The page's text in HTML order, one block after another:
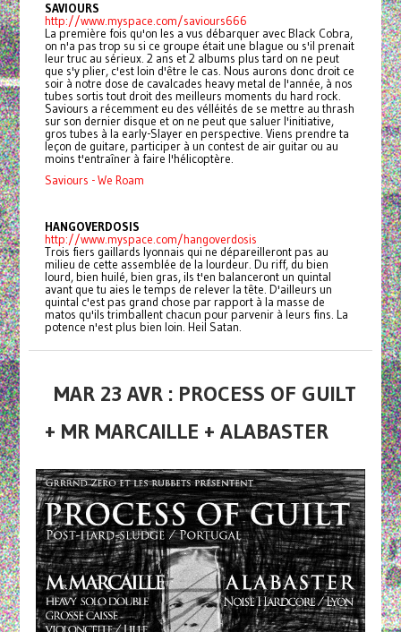
SAVIOURS
http://www.myspace.com/saviours666
La première fois qu'on les a vus débarquer avec Black Cobra,
on n'a pas trop su si ce groupe était une blague ou s'il prenait
leur truc au sérieux. 2 ans et 2 albums plus tard on ne peut
que s'y plier, c'est loin d'être le cas. Nous aurons donc droit ce
soir à notre dose de cavalcades heavy metal de l'année, à nos
tubes sortis tout droit des meilleurs moments du hard rock.
Saviours a récemment eu des vélléités de se mettre au thrash
sur son dernier disque et on ne peut que saluer l'initiative,
gros tubes à la early-Slayer en perspective. Viens prendre ta
leçon de guitare, participer à un contest de air guitar ou au
moins t'entraîner à faire l'hélicoptère.
Saviours - We Roam
HANGOVERDOSIS
http://www.myspace.com/hangoverdosis
Trois fiers gaillards lyonnais qui ne dépareilleront pas au
milieu de cette assemblée de la lourdeur. Du riff, du bien
lourd, bien huilé, bien gras, ils t'en balanceront un quintal
avant que tu aies le temps de relever la tête. D'ailleurs un
quintal c'est pas grand chose par rapport à la masse de
matos qu'ils trimballent chacun pour parvenir à leurs fins. La
potence n'est plus bien loin. Heil Satan.
MAR 23 AVR : PROCESS OF GUILT
+ MR MARCAILLE + ALABASTER